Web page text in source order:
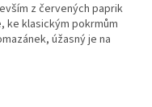
z červených paprik
ke klasickým pokrmům
úžasný je na